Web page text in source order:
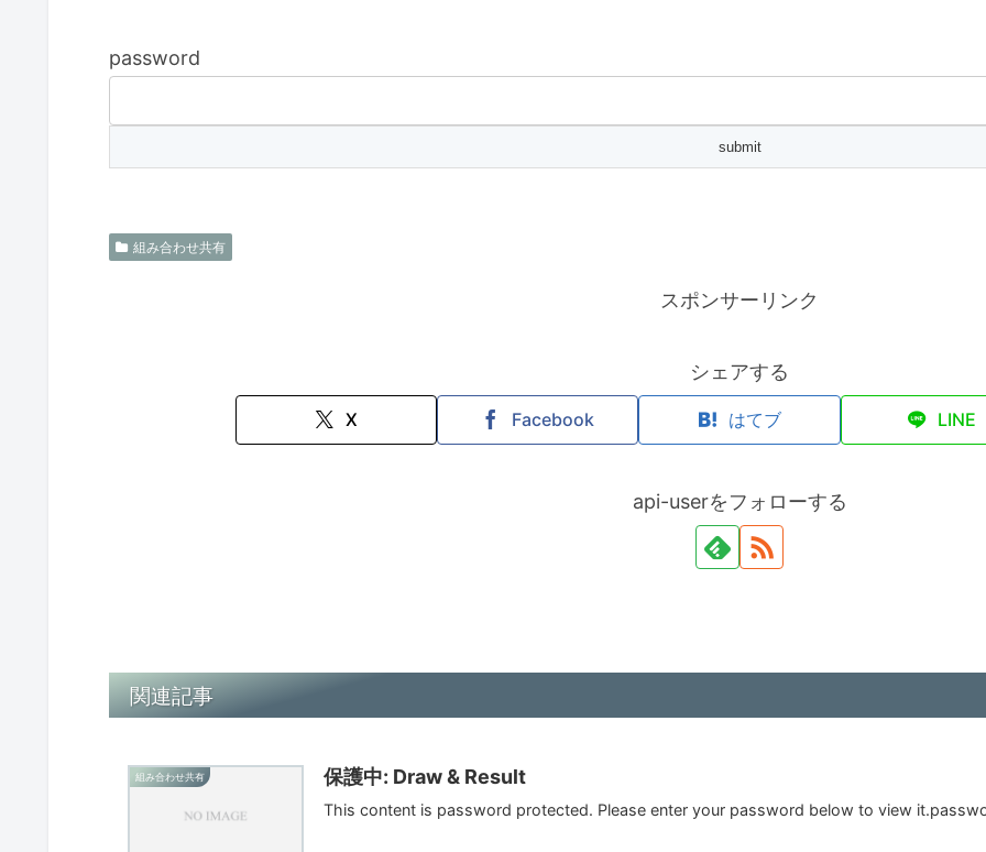
password
組み合わせ共有
スポンサーリンク
シェアする
X Facebook はてブ LINE
api-userをフォローする
関連記事
組み合わせ共有 保護中: Draw & Result
This content is password protected. Please enter your password below to view